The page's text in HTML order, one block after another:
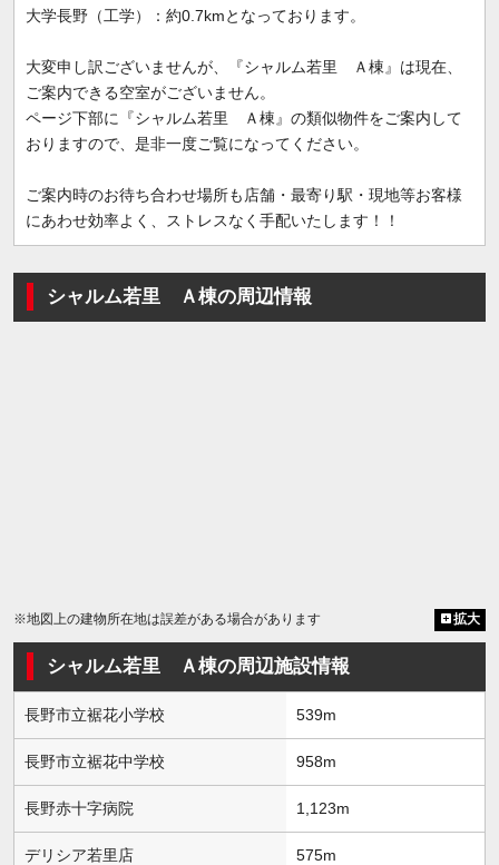
大学長野（工学）：約0.7kmとなっております。
大変申し訳ございませんが、『シャルム若里 Ａ棟』は現在、
ご案内できる空室がございません。
ページ下部に『シャルム若里 Ａ棟』の類似物件をご案内して
おりますので、是非一度ご覧になってください。
ご案内時のお待ち合わせ場所も店舗・最寄り駅・現地等お客様
にあわせ効率よく、ストレスなく手配いたします！！
シャルム若里 Ａ棟の周辺情報
※地図上の建物所在地は誤差がある場合があります 拡大
シャルム若里 Ａ棟の周辺施設情報
長野市立裾花小学校 539m
長野市立裾花中学校 958m
長野赤十字病院 1,123m
デリシア若里店 575m